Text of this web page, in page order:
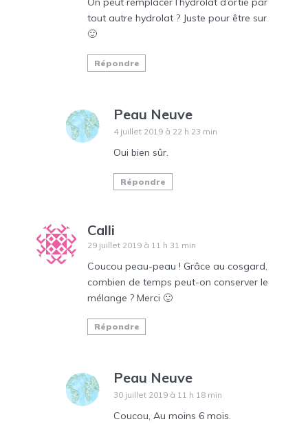
tout autre hydrolat ? Juste pour être sur
🙂
Répondre
Peau Neuve
4 juillet 2019 à 22 h 23 min
Oui bien sûr.
Répondre
Calli
29 juillet 2019 à 11 h 31 min
Coucou peau-peau ! Grâce au cosgard,
combien de temps peut-on conserver le
mélange ? Merci 🙂
Répondre
Peau Neuve
30 juillet 2019 à 11 h 18 min
Coucou, Au moins 6 mois.